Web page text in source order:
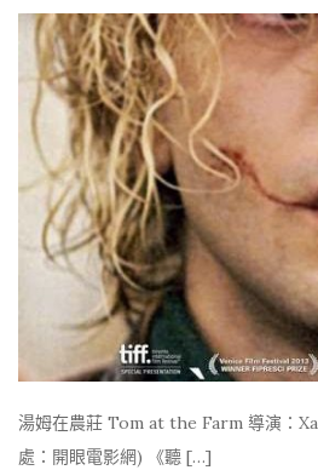
湯姆在農莊 Tom at the Farm 導演：
處：開眼電影網) 《聽 […]